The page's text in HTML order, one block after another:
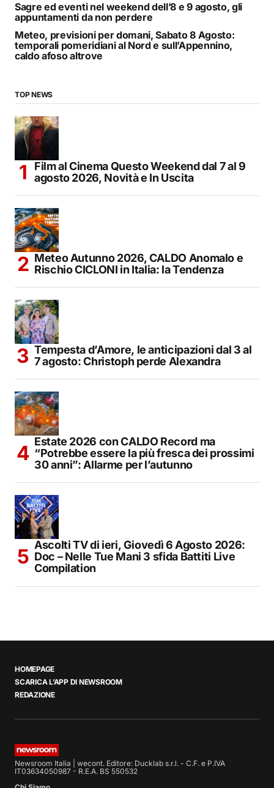
Sagre ed eventi nel weekend dell’8 e 9 agosto, gli
appuntamenti da non perdere
Meteo, previsioni per domani, Sabato 8 Agosto:
temporali pomeridiani al Nord e sull’Appennino,
caldo afoso altrove
TOP NEWS
Film al Cinema Questo Weekend dal 7 al 9
agosto 2026, Novità e In Uscita
Meteo Autunno 2026, CALDO Anomalo e
Rischio CICLONI in Italia: la Tendenza
Tempesta d’Amore, le anticipazioni dal 3 al
7 agosto: Christoph perde Alexandra
Estate 2026 con CALDO Record ma
“Potrebbe essere la più fresca dei prossimi
30 anni”: Allarme per l’autunno
Ascolti TV di ieri, Giovedì 6 Agosto 2026:
Doc – Nelle Tue Mani 3 sfida Battiti Live
Compilation
HOMEPAGE
SCARICA L’APP DI NEWSROOM
REDAZIONE
Newsroom Italia | wecont. Editore: Ducklab s.r.l. - C.F. e P.IVA
IT03634050987 - R.E.A. BS 550532